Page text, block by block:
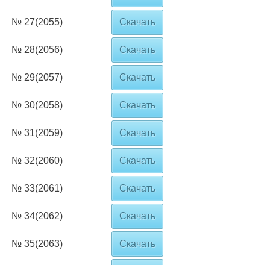
№ 27(2055) Скачать
№ 28(2056) Скачать
№ 29(2057) Скачать
№ 30(2058) Скачать
№ 31(2059) Скачать
№ 32(2060) Скачать
№ 33(2061) Скачать
№ 34(2062) Скачать
№ 35(2063) Скачать